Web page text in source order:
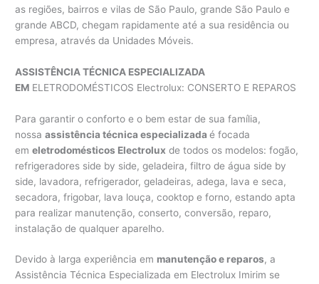
as regiões, bairros e vilas de São Paulo, grande São Paulo e
grande ABCD, chegam rapidamente até a sua residência ou
empresa, através da Unidades Móveis.
ASSISTÊNCIA TÉCNICA ESPECIALIZADA
EM ELETRODOMÉSTICOS Electrolux: CONSERTO E REPAROS
Para garantir o conforto e o bem estar de sua família,
nossaassistência técnica especializadaé focada
emeletrodomésticos Electrolux de todos os modelos: fogão,
refrigeradores side by side, geladeira, filtro de água side by
side, lavadora, refrigerador, geladeiras, adega, lava e seca,
secadora, frigobar, lava louça, cooktop e forno, estando apta
para realizar manutenção, conserto, conversão, reparo,
instalação de qualquer aparelho.
Devido à larga experiência em manutenção e reparos, a
Assistência Técnica Especializada em Electrolux Imirim se